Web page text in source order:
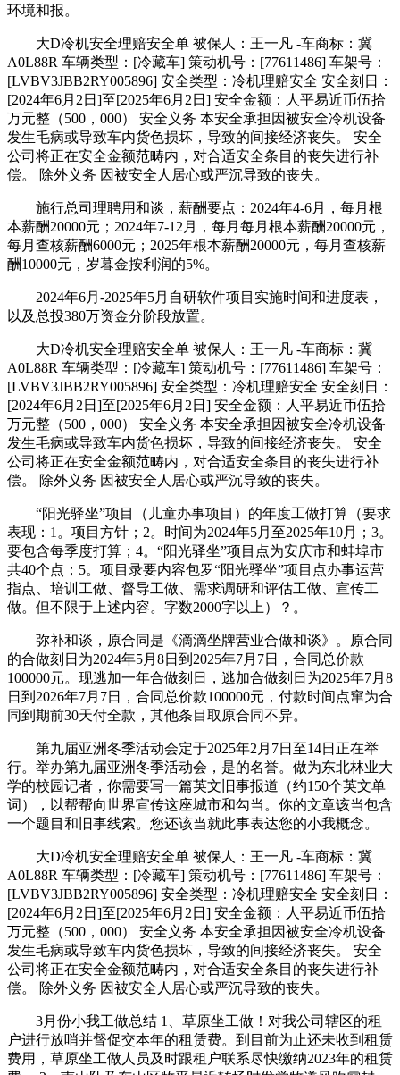
环境和报。
大D冷机安全理赔安全单 被保人：王一凡 -车商标：冀
A0L88R 车辆类型：[冷藏车] 策动机号：[77611486] 车架号：
[LVBV3JBB2RY005896] 安全类型：冷机理赔安全 安全刻日：
[2024年6月2日]至[2025年6月2日] 安全金额：人平易近币伍拾
万元整（500，000） 安全义务 本安全承担因被安全冷机设备
发生毛病或导致车内货色损坏，导致的间接经济丧失。 安全
公司将正在安全金额范畴内，对合适安全条目的丧失进行补
偿。 除外义务 因被安全人居心或严沉导致的丧失。
施行总司理聘用和谈，薪酬要点：2024年4-6月，每月根
本薪酬20000元；2024年7-12月，每月每月根本薪酬20000元，
每月查核薪酬6000元；2025年根本薪酬20000元，每月查核薪
酬10000元，岁暮金按利润的5%。
2024年6月-2025年5月自研软件项目实施时间和进度表，
以及总投380万资金分阶段放置。
大D冷机安全理赔安全单 被保人：王一凡 -车商标：冀
A0L88R 车辆类型：[冷藏车] 策动机号：[77611486] 车架号：
[LVBV3JBB2RY005896] 安全类型：冷机理赔安全 安全刻日：
[2024年6月2日]至[2025年6月2日] 安全金额：人平易近币伍拾
万元整（500，000） 安全义务 本安全承担因被安全冷机设备
发生毛病或导致车内货色损坏，导致的间接经济丧失。 安全
公司将正在安全金额范畴内，对合适安全条目的丧失进行补
偿。 除外义务 因被安全人居心或严沉导致的丧失。
“阳光驿坐”项目（儿童办事项目）的年度工做打算（要求
表现：1。项目方针；2。时间为2024年5月至2025年10月；3。
要包含每季度打算；4。“阳光驿坐”项目点为安庆市和蚌埠市
共40个点；5。项目录要内容包罗“阳光驿坐”项目点办事运营
指点、培训工做、督导工做、需求调研和评估工做、宣传工
做。但不限于上述内容。字数2000字以上）？。
弥补和谈，原合同是《滴滴坐牌营业合做和谈》。原合同
的合做刻日为2024年5月8日到2025年7月7日，合同总价款
100000元。现逃加一年合做刻日，逃加合做刻日为2025年7月8
日到2026年7月7日，合同总价款100000元，付款时间点窜为合
同到期前30天付全款，其他条目取原合同不异。
第九届亚洲冬季活动会定于2025年2月7日至14日正在举
行。举办第九届亚洲冬季活动会，是的名誉。做为东北林业大
学的校园记者，你需要写一篇英文旧事报道（约150个英文单
词），以帮帮向世界宣传这座城市和勾当。你的文章该当包含
一个题目和旧事线索。您还该当就此事表达您的小我概念。
大D冷机安全理赔安全单 被保人：王一凡 -车商标：冀
A0L88R 车辆类型：[冷藏车] 策动机号：[77611486] 车架号：
[LVBV3JBB2RY005896] 安全类型：冷机理赔安全 安全刻日：
[2024年6月2日]至[2025年6月2日] 安全金额：人平易近币伍拾
万元整（500，000） 安全义务 本安全承担因被安全冷机设备
发生毛病或导致车内货色损坏，导致的间接经济丧失。 安全
公司将正在安全金额范畴内，对合适安全条目的丧失进行补
偿。 除外义务 因被安全人居心或严沉导致的丧失。
3月份小我工做总结 1、草原坐工做！对我公司辖区的租
户进行放哨并督促交本年的租赁费。到目前为止还未收到租赁
费用，草原坐工做人员及时跟租户联系尽快缴纳2023年的租赁